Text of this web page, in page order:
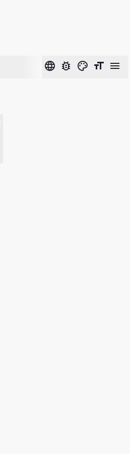
language bug_report color_lens format_size menu